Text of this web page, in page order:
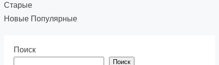
Старые
Новые Популярные
Поиск
Поиск